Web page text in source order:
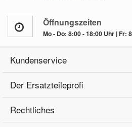
Öffnungszeiten
Mo - Do: 8:00 - 18:00 Uhr | Fr:
Kundenservice
Der Ersatzteileprofi
Rechtliches